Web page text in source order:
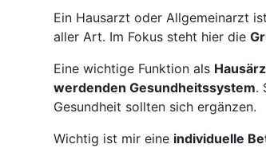
Ein Hausarzt oder Allgemeinarzt
aller Art. Im Fokus steht hier die
Eine wichtige Funktion als
werdenden Gesundheitssystem.
Gesundheit sollten sich ergänzen.
Wichtig ist mir eine individuelle